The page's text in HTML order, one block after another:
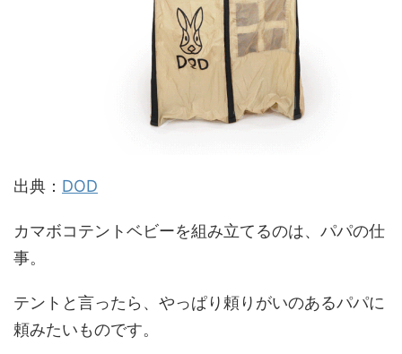
出典： DOD
カマボコテントベビーを組み立てるのは、パパの仕
事。
テントと言ったら、やっぱり頼りがいのあるパパに
頼みたいものです。